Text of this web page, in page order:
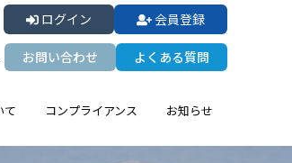
ログイン 会員登録
お問い合わせ よくある質問
て コンプライアンス お知らせ